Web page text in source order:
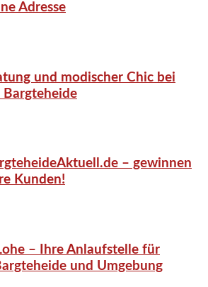
Adresse
und modischer Chic bei
Bargteheide
– gewinnen
Kunden!
– Ihre Anlaufstelle für
und Umgebung